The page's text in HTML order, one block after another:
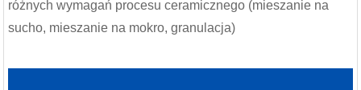
różnych wymagań procesu ceramicznego (mieszanie na
sucho, mieszanie na mokro, granulacja)